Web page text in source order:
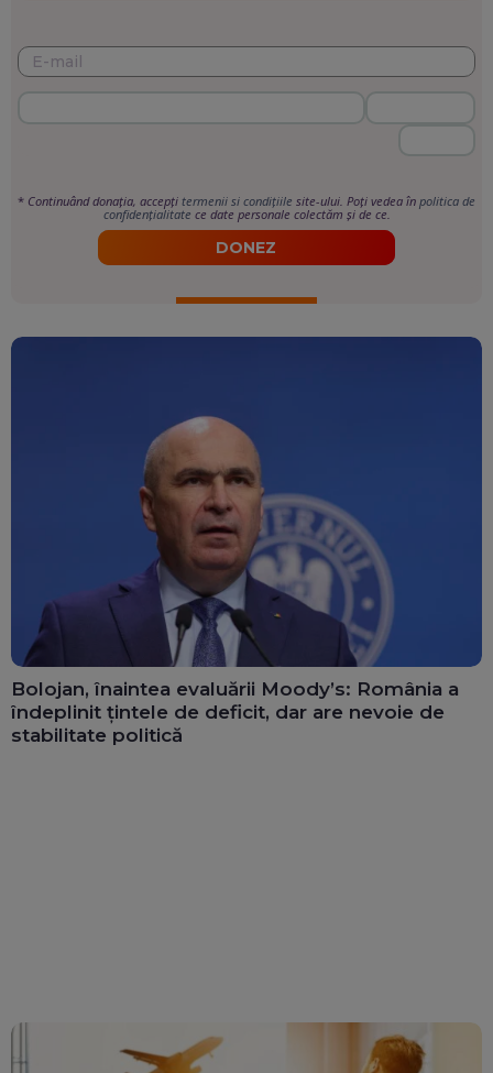
* Continuând donația, accepți termenii si condițiile site-ului. Poți vedea în politica de
confidențialitate ce date personale colectăm și de ce.
DONEZ
Bolojan, înaintea evaluării Moody’s: România a
îndeplinit țintele de deficit, dar are nevoie de
stabilitate politică